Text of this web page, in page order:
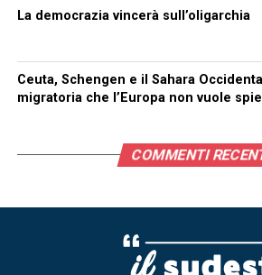
La democrazia vincerà sull’oligarchia
Ceuta, Schengen e il Sahara
migratoria che l’Europa non vuole
COMMENTI